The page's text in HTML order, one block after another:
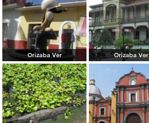
Orizaba Ver Orizaba Ver